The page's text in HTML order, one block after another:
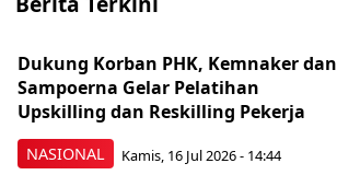
NASIONAL
Dukung Korban PHK, Kemnaker dan
Sampoerna Gelar Pelatihan
Upskilling dan Reskilling Pekerja
Kamis, 16 Jul 2026 - 14:44